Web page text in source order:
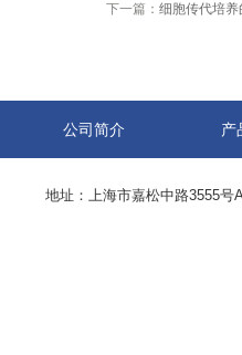
下一篇： 细胞传代培
公司简介 产
地址：上海市嘉松中路3555